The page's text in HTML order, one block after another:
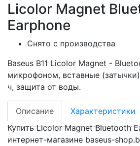
Licolor Magnet
Earphone
Снято с производства
Baseus B11 Licolor Magnet -
микрофоном, вставные
ч, защита от воды.
Описание Характеристики
Купить Licolor Magnet Bluetooth
интернет-магазине baseus-